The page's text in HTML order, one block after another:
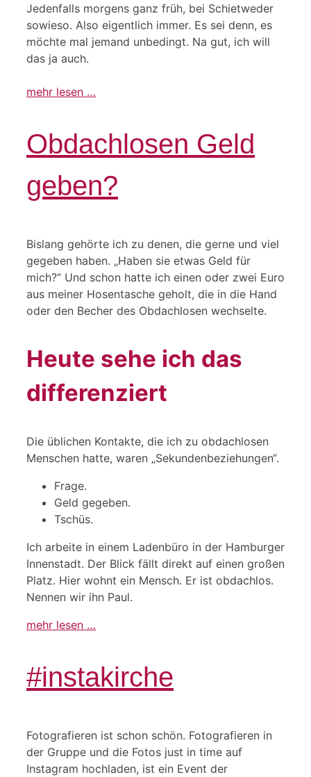
Jedenfalls morgens ganz früh, bei Schietweder
sowieso. Also eigentlich immer. Es sei denn, es
möchte mal jemand unbedingt. Na gut, ich will
das ja auch.
mehr lesen …
Obdachlosen Geld
geben?
Bislang gehörte ich zu denen, die gerne und viel
gegeben haben. „Haben sie etwas Geld für
mich?“ Und schon hatte ich einen oder zwei Euro
aus meiner Hosentasche geholt, die in die Hand
oder den Becher des Obdachlosen wechselte.
Heute sehe ich das
differenziert
Die üblichen Kontakte, die ich zu obdachlosen
Menschen hatte, waren „Sekundenbeziehungen“.
Frage.
Geld gegeben.
Tschüs.
Ich arbeite in einem Ladenbüro in der Hamburger
Innenstadt. Der Blick fällt direkt auf einen großen
Platz. Hier wohnt ein Mensch. Er ist obdachlos.
Nennen wir ihn Paul.
mehr lesen …
#instakirche
Fotografieren ist schon schön. Fotografieren in
der Gruppe und die Fotos just in time auf
Instagram hochladen, ist ein Event der